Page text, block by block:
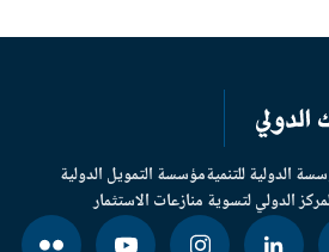
الدولية للتنميةمؤسسة التمويل الدولية
الدولي لتسوية منازعات الاستثمار